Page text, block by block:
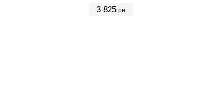
3 825грн